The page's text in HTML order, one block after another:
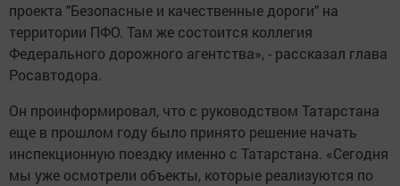
проекта "Безопасные и качественные дороги" на
территории ПФО. Там же состоится коллегия
Федерального дорожного агентства», - рассказал глава
Росавтодора.
Он проинформировал, что с руководством Татарстана
еще в прошлом году было принято решение начать
инспекционную поездку именно с Татарстана. «Сегодня
мы уже осмотрели объекты, которые реализуются по